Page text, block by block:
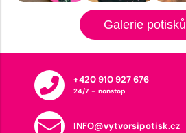
Galerie potisků
+420 910 927 676
24/7 - nonstop
INFO@vytvorsipotisk.cz